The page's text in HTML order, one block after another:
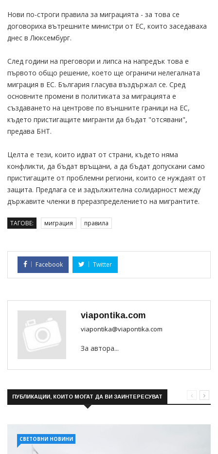
Нови по-строги правила за миграцията - за това се
договориха вътрешните министри от ЕС, които заседаваха
днес в Люксембург.
След години на преговори и липса на напредък това е
първото общо решение, което ще ограничи нелегалната
миграция в ЕС. България гласува въздържал се. Сред
основните промени в политиката за миграцията е
създаването на центрове по външните граници на ЕС,
където пристигащите мигранти да бъдат "отсявани",
предава БНТ.
Целта е тези, които идват от страни, където няма
конфликти, да бъдат връщани, а да бъдат допускани само
пристигащите от проблемни региони, които се нуждаят от
защита. Предлага се и задължителна солидарност между
държавите членки в преразпределението на мигрантите.
ТАГОВЕ: миграция правила
Facebook Twitter
viapontika.com
viapontika@viapontika.com
За автора...
ПУБЛИКАЦИИ, КОИТО МОГАТ ДА ВИ ЗАИНТЕРЕСУВАТ
СВЕТОВНИ НОВИНИ